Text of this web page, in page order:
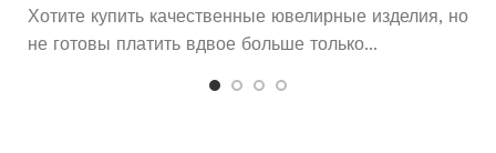
Хотите купить качественные ювелирные изделия, но
не готовы платить вдвое больше только...